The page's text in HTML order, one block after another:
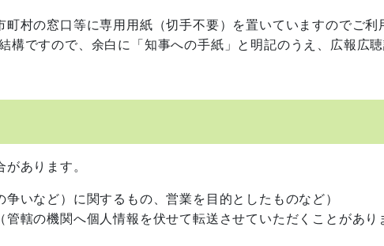
の窓口等に専用用紙（切手不要）を置いていますのでご利
構ですので、余白に「知事への手紙」と明記のうえ、広報広
あります。
など）に関するもの、営業を目的としたものなど）
の機関へ個人情報を伏せて転送させていただくことがあり